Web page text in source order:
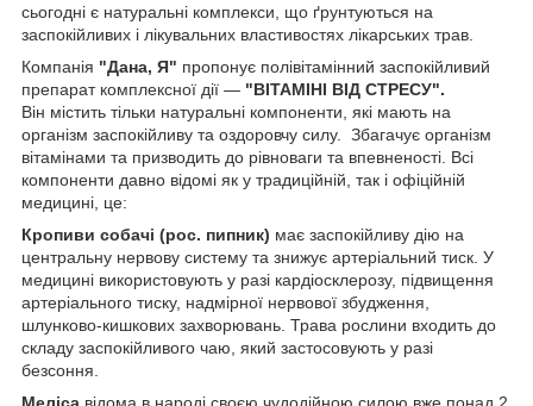
сьогодні є натуральні комплекси, що ґрунтуються на
заспокійливих і лікувальних властивостях лікарських трав.
Компанія "Дана, Я" пропонує полівітамінний заспокійливий
препарат комплексної дії — "ВІТАМІНІ ВІД СТРЕСУ".
Він містить тільки натуральні компоненти, які мають на
організм заспокійливу та оздоровчу силу. Збагачує організм
вітамінами та призводить до рівноваги та впевненості. Всі
компоненти давно відомі як у традиційній, так і офіційній
медицині, це:
Кропиви собачі (рос. пипник) має заспокійливу дію на
центральну нервову систему та знижує артеріальний тиск. У
медицині використовують у разі кардіосклерозу, підвищення
артеріального тиску, надмірної нервової збудження,
шлунково-кишкових захворювань. Трава рослини входить до
складу заспокійливого чаю, який застосовують у разі
безсоння.
Меліса відома в народі своєю чудодійною силою вже понад 2